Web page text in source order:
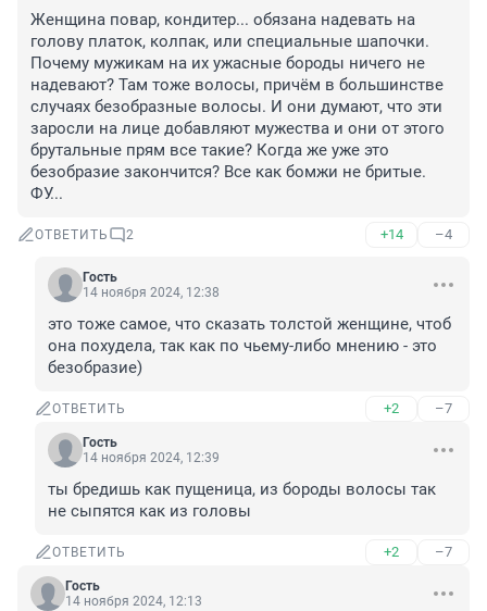
Женщина повар, кондитер... обязана надевать на
голову платок, колпак, или специальные шапочки.
Почему мужикам на их ужасные бороды ничего не
надевают? Там тоже волосы, причём в большинстве
случаях безобразные волосы. И они думают, что эти
заросли на лице добавляют мужества и они от этого
брутальные прям все такие? Когда же уже это
безобразие закончится? Все как бомжи не бритые.
ФУ...
ОТВЕТИТЬ 2 +14 –4
Гость
14 ноября 2024, 12:38
это тоже самое, что сказать толстой женщине, чтоб
она похудела, так как по чьему-либо мнению - это
безобразие)
ОТВЕТИТЬ +2 –7
Гость
14 ноября 2024, 12:39
ты бредишь как пущеница, из бороды волосы так
не сыпятся как из головы
ОТВЕТИТЬ +2 –7
Гость
14 ноября 2024, 12:13